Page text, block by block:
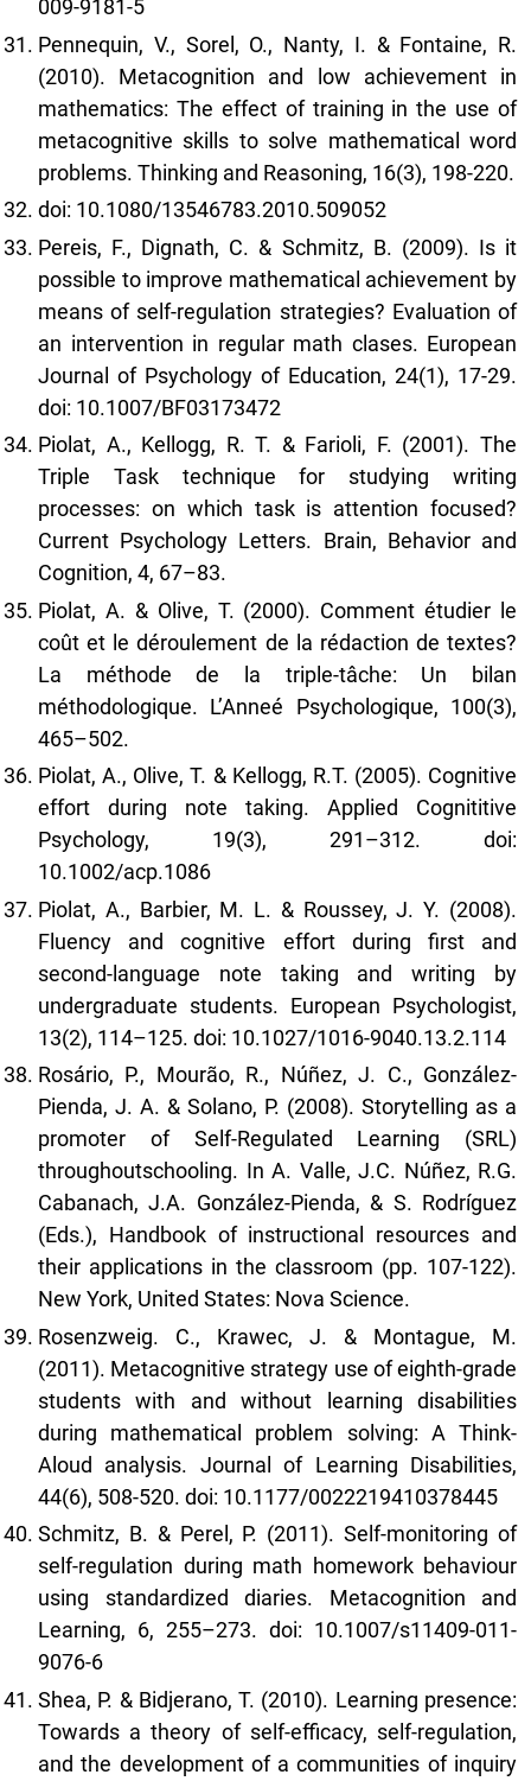
009-9181-5
Pennequin, V., Sorel, O., Nanty, I. & Fontaine, R.
(2010). Metacognition and low achievement in
mathematics: The effect of training in the use of
metacognitive skills to solve mathematical word
problems. Thinking and Reasoning, 16(3), 198-220.
doi: 10.1080/13546783.2010.509052
Pereis, F., Dignath, C. & Schmitz, B. (2009). Is it
possible to improve mathematical achievement by
means of self-regulation strategies? Evaluation of
an intervention in regular math clases. European
Journal of Psychology of Education, 24(1), 17-29.
doi: 10.1007/BF03173472
Piolat, A., Kellogg, R. T. & Farioli, F. (2001). The
Triple Task technique for studying writing
processes: on which task is attention focused?
Current Psychology Letters. Brain, Behavior and
Cognition, 4, 67–83.
Piolat, A. & Olive, T. (2000). Comment étudier le
coût et le déroulement de la rédaction de textes?
La méthode de la triple-tâche: Un bilan
méthodologique. L’Anneé Psychologique, 100(3),
465–502.
Piolat, A., Olive, T. & Kellogg, R.T. (2005). Cognitive
effort during note taking. Applied Cognititive
Psychology, 19(3), 291–312. doi:
10.1002/acp.1086
Piolat, A., Barbier, M. L. & Roussey, J. Y. (2008).
Fluency and cognitive effort during first and
second-language note taking and writing by
undergraduate students. European Psychologist,
13(2), 114–125. doi: 10.1027/1016-9040.13.2.114
Rosário, P., Mourão, R., Núñez, J. C., González-
Pienda, J. A. & Solano, P. (2008). Storytelling as a
promoter of Self-Regulated Learning (SRL)
throughoutschooling. In A. Valle, J.C. Núñez, R.G.
Cabanach, J.A. González-Pienda, & S. Rodríguez
(Eds.), Handbook of instructional resources and
their applications in the classroom (pp. 107-122).
New York, United States: Nova Science.
Rosenzweig. C., Krawec, J. & Montague, M.
(2011). Metacognitive strategy use of eighth-grade
students with and without learning disabilities
during mathematical problem solving: A Think-
Aloud analysis. Journal of Learning Disabilities,
44(6), 508-520. doi: 10.1177/0022219410378445
Schmitz, B. & Perel, P. (2011). Self-monitoring of
self-regulation during math homework behaviour
using standardized diaries. Metacognition and
Learning, 6, 255–273. doi: 10.1007/s11409-011-
9076-6
Shea, P. & Bidjerano, T. (2010). Learning presence:
Towards a theory of self-efficacy, self-regulation,
and the development of a communities of inquiry